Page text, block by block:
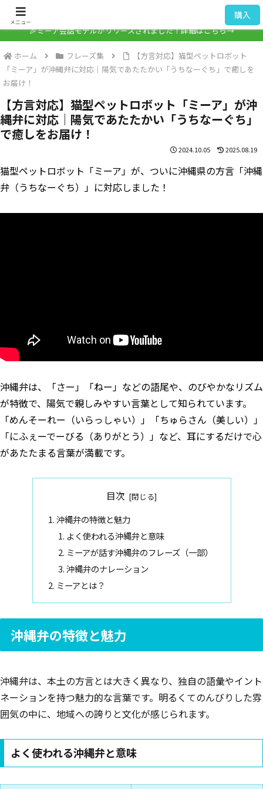
🎉ミーア会話モデルがリリースされました！詳細はこちら→
ホーム フレーズ集
【方言対応】猫型ペットロボット
「ミーア」が沖縄弁に対応｜陽気であたたかい「うちなーぐち」で癒しを
お届け！
【方言対応】猫型ペットロボット「ミーア」が沖
縄弁に対応｜陽気であたたかい「うちなーぐち」
で癒しをお届け！
2024.10.05 2025.08.19
猫型ペットロボット「ミーア」が、ついに沖縄県の方言「沖縄
弁（うちなーぐち）」に対応しました！
沖縄弁は、「さー」「ねー」などの語尾や、のびやかなリズム
が特徴で、陽気で親しみやすい言葉として知られています。
「めんそーれー（いらっしゃい）」「ちゅらさん（美しい）」
「にふぇーでーびる（ありがとう）」など、耳にするだけで心
があたたまる言葉が満載です。
目次
沖縄弁の特徴と魅力
よく使われる沖縄弁と意味
ミーアが話す沖縄弁のフレーズ（一部）
沖縄弁のナレーション
ミーアとは？
沖縄弁の特徴と魅力
沖縄弁は、本土の方言とは大きく異なり、独自の語彙やイント
ネーションを持つ魅力的な言葉です。明るくてのんびりした雰
囲気の中に、地域への誇りと文化が感じられます。
よく使われる沖縄弁と意味
メニュー
購入